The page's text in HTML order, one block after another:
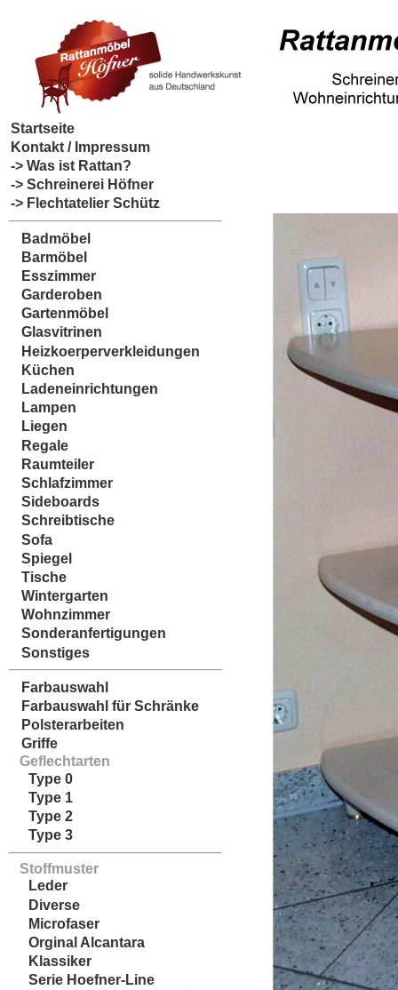
Startseite
Kontakt / Impressum
-> Was ist Rattan?
-> Schreinerei Höfner
-> Flechtatelier Schütz
Badmöbel
Barmöbel
Esszimmer
Garderoben
Gartenmöbel
Glasvitrinen
Heizkoerperverkleidungen
Küchen
Ladeneinrichtungen
Lampen
Liegen
Regale
Raumteiler
Schlafzimmer
Sideboards
Schreibtische
Sofa
Spiegel
Tische
Wintergarten
Wohnzimmer
Sonderanfertigungen
Sonstiges
Farbauswahl
Farbauswahl für Schränke
Polsterarbeiten
Griffe
Geflechtarten
Type 0
Type 1
Type 2
Type 3
Stoffmuster
Leder
Diverse
Microfaser
Orginal Alcantara
Klassiker
Serie Hoefner-Line